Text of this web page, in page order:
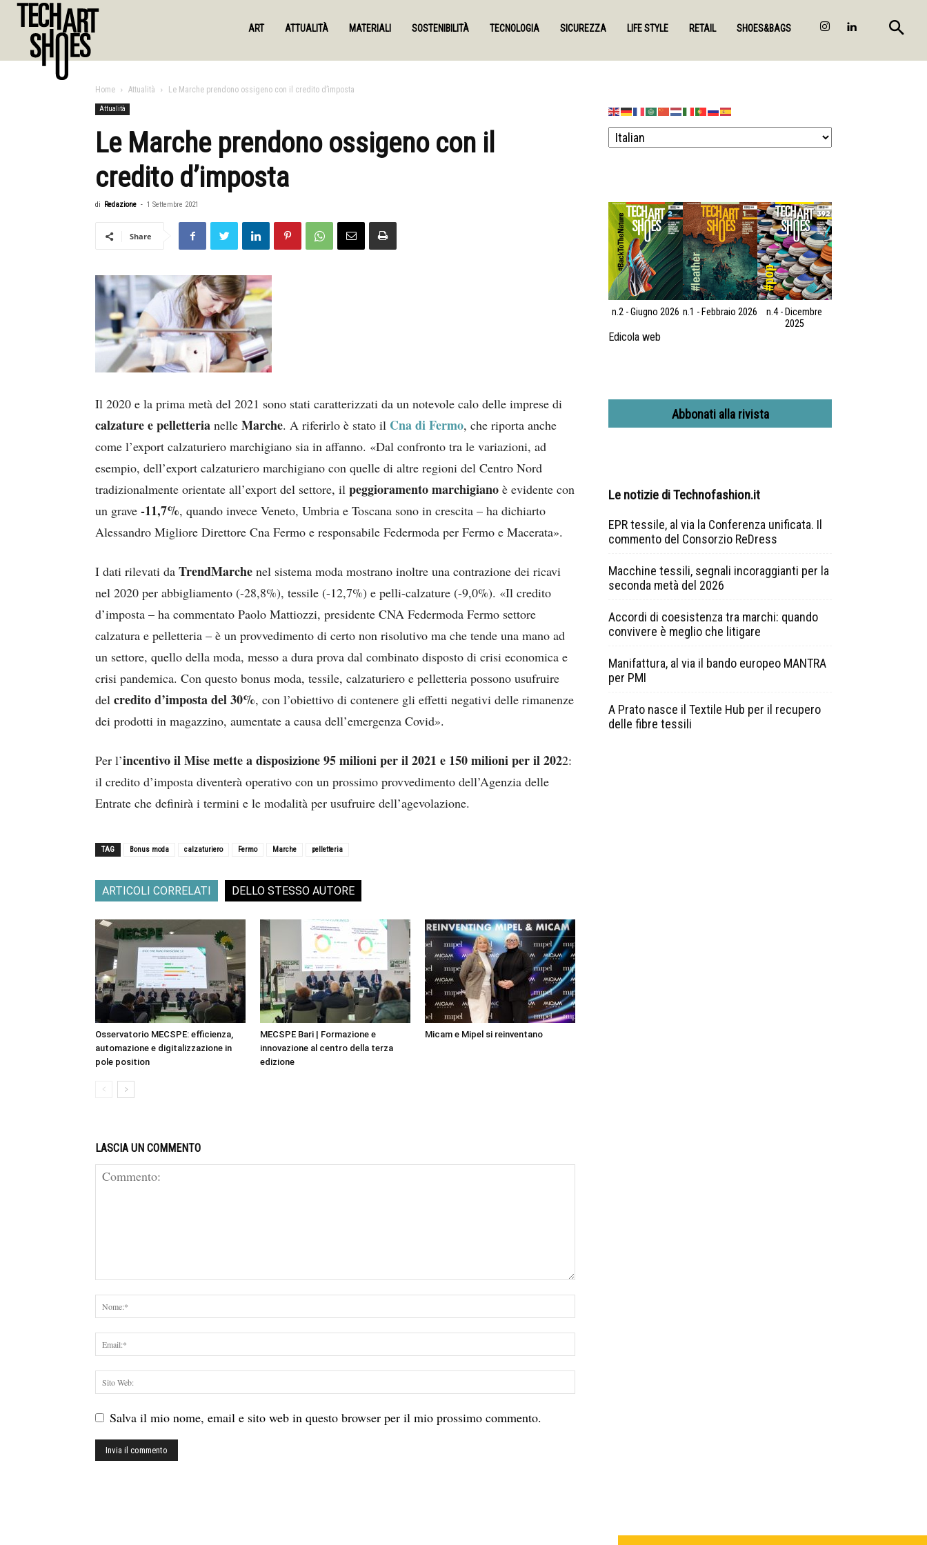
ART ATTUALITÀ MATERIALI SOSTENIBILITÀ TECNOLOGIA SICUREZZA LIFE STYLE RETAIL SHOES&BAGS
Home Attualità Le Marche prendono ossigeno con il credito d’imposta
Attualità
Le Marche prendono ossigeno con il
credito d’imposta
di Redazione - 1 Settembre 2021
Share
Il 2020 e la prima metà del 2021 sono stati caratterizzati da un notevole calo delle imprese di
calzature e pelletteria nelle Marche. A riferirlo è stato il Cna di Fermo, che riporta anche
come l’export calzaturiero marchigiano sia in affanno. «Dal confronto tra le variazioni, ad
esempio, dell’export calzaturiero marchigiano con quelle di altre regioni del Centro Nord
tradizionalmente orientate all’export del settore, il peggioramento marchigiano è evidente con
un grave -11,7%, quando invece Veneto, Umbria e Toscana sono in crescita – ha dichiarto
Alessandro Migliore Direttore Cna Fermo e responsabile Federmoda per Fermo e Macerata».
I dati rilevati da TrendMarche nel sistema moda mostrano inoltre una contrazione dei ricavi
nel 2020 per abbigliamento (-28,8%), tessile (-12,7%) e pelli-calzature (-9,0%). «Il credito
d’imposta – ha commentato Paolo Mattiozzi, presidente CNA Federmoda Fermo settore
calzatura e pelletteria – è un provvedimento di certo non risolutivo ma che tende una mano ad
un settore, quello della moda, messo a dura prova dal combinato disposto di crisi economica e
crisi pandemica. Con questo bonus moda, tessile, calzaturiero e pelletteria possono usufruire
del credito d’imposta del 30%, con l’obiettivo di contenere gli effetti negativi delle rimanenze
dei prodotti in magazzino, aumentate a causa dell’emergenza Covid».
Per l’incentivo il Mise mette a disposizione 95 milioni per il 2021 e 150 milioni per il 2022:
il credito d’imposta diventerà operativo con un prossimo provvedimento dell’Agenzia delle
Entrate che definirà i termini e le modalità per usufruire dell’agevolazione.
TAG Bonus moda calzaturiero Fermo Marche pelletteria
ARTICOLI CORRELATI DELLO STESSO AUTORE
Osservatorio MECSPE: efficienza,
automazione e digitalizzazione in
pole position
MECSPE Bari | Formazione e
innovazione al centro della terza
edizione
Micam e Mipel si reinventano
LASCIA UN COMMENTO
Salva il mio nome, email e sito web in questo browser per il mio prossimo commento.
n.2 - Giugno 2026 n.1 - Febbraio 2026
n.4 - Dicembre
2025
Edicola web
Abbonati alla rivista
Le notizie di Technofashion.it
EPR tessile, al via la Conferenza unificata. Il
commento del Consorzio ReDress
Macchine tessili, segnali incoraggianti per la
seconda metà del 2026
Accordi di coesistenza tra marchi: quando
convivere è meglio che litigare
Manifattura, al via il bando europeo MANTRA
per PMI
A Prato nasce il Textile Hub per il recupero
delle fibre tessili